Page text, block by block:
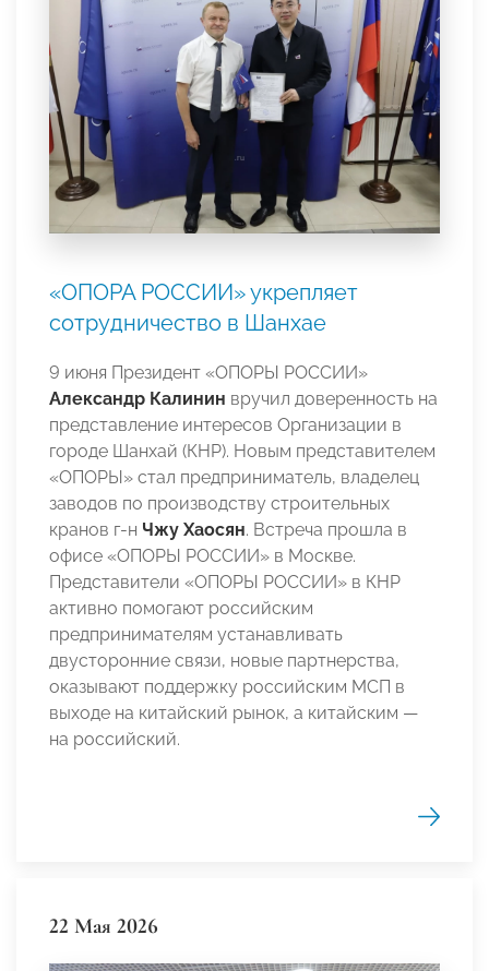
«ОПОРА РОССИИ» укрепляет
сотрудничество в Шанхае
9 июня Президент «ОПОРЫ РОССИИ»
Александр Калинин вручил доверенность на
представление интересов Организации в
городе Шанхай (КНР). Новым представителем
«ОПОРЫ» стал предприниматель, владелец
заводов по производству строительных
кранов г-н Чжу Хаосян. Встреча прошла в
офисе «ОПОРЫ РОССИИ» в Москве.
Представители «ОПОРЫ РОССИИ» в КНР
активно помогают российским
предпринимателям устанавливать
двусторонние связи, новые партнерства,
оказывают поддержку российским МСП в
выходе на китайский рынок, а китайским —
на российский.
22 Мая 2026